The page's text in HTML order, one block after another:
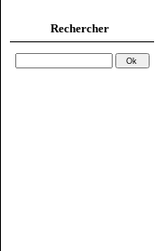
Rechercher